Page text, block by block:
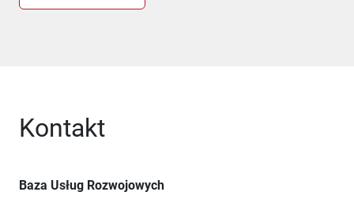
Kontakt
Baza Usług Rozwojowych